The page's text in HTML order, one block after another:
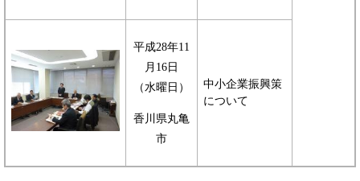
平成28年11
月16日
（水曜日）
香川県丸亀
市
中小企業振興策
について